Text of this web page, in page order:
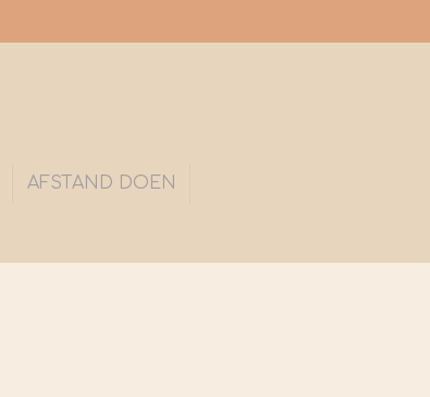
AFSTAND DOEN